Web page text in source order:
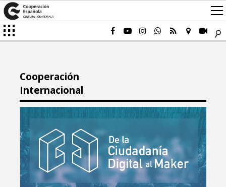
Cooperación
Internacional